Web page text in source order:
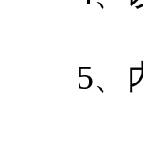
5、内